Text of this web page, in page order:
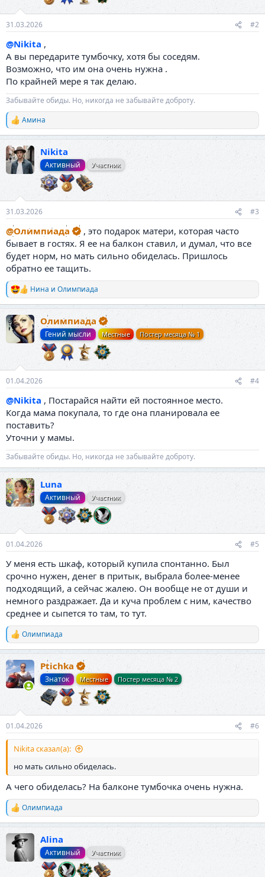
31.03.2026 #2
@Nikita ,
А вы передарите тумбочку, хотя бы соседям.
Возможно, что им она очень нужна .
По крайней мере я так делаю.
Забывайте обиды. Но, никогда не забывайте доброту.
Р
е
к
ц
и
Амина
Nikita
Активный Участник
31.03.2026 #3
@Олимпиада
, это подарок матери, которая часто
бывает в гостях. Я ее на балкон ставил, и думал, что все
будет норм, но мать сильно обиделась. Пришлось
обратно ее тащить.
Р
е
к
ц
Нина и Олимпиада
Олимпиада
Гений мысли Местные Постер месяца № 1
01.04.2026 #4
@Nikita , Постарайся найти ей постоянное место.
Когда мама покупала, то где она планировала ее
поставить?
Уточни у мамы.
Забывайте обиды. Но, никогда не забывайте доброту.
Luna
Активный Участник
01.04.2026 #5
У меня есть шкаф, который купила спонтанно. Был
срочно нужен, денег в притык, выбрала более-менее
подходящий, а сейчас жалею. Он вообще не от души и
немного раздражает. Да и куча проблем с ним, качество
среднее и сыпется то там, то тут.
Р
е
к
ц
и
Олимпиада
Ptichka
Знаток Местные Постер месяца № 2
01.04.2026 #6
Nikita сказал(а):
но мать сильно обиделась.
А чего обиделась? На балконе тумбочка очень нужна.
Р
е
к
и
Олимпиада
Alina
Активный Участник